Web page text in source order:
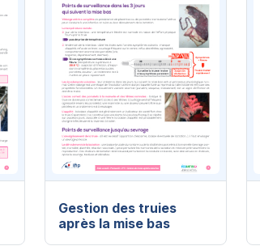
Gestion des truies
après la mise bas